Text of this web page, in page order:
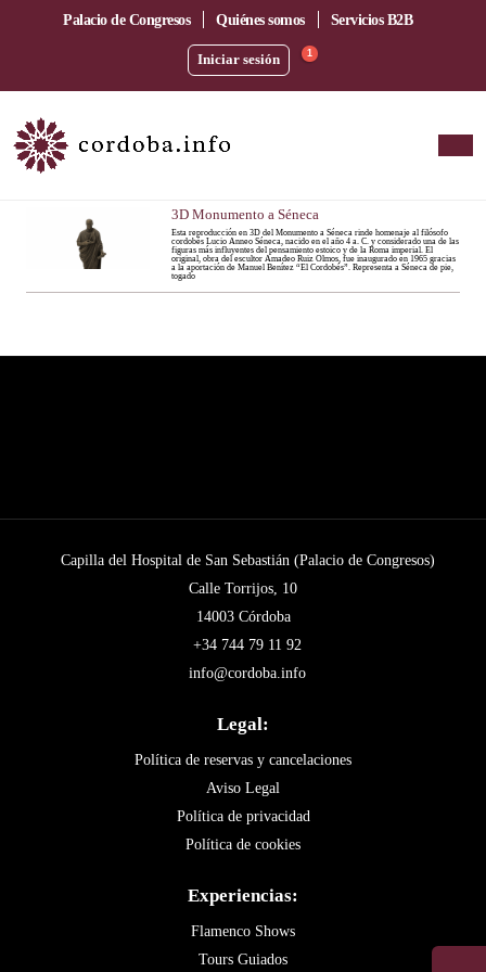
Palacio de Congresos Quiénes somos Servicios B2B
Iniciar sesión 1
3D Monumento a Séneca
Esta reproducción en 3D del Monumento a Séneca rinde homenaje al filósofo
cordobés Lucio Anneo Séneca, nacido en el año 4 a. C. y considerado una de las
figuras más influyentes del pensamiento estoico y de la Roma imperial. El
original, obra del escultor Amadeo Ruiz Olmos, fue inaugurado en 1965 gracias
a la aportación de Manuel Benítez “El Cordobés”. Representa a Séneca de pie,
togado
Capilla del Hospital de San Sebastián (Palacio de Congresos)
Calle Torrijos, 10
14003 Córdoba
+34 744 79 11 92
info@cordoba.info
Legal:
Política de reservas y cancelaciones
Aviso Legal
Política de privacidad
Política de cookies
Experiencias:
Flamenco Shows
Tours Guiados